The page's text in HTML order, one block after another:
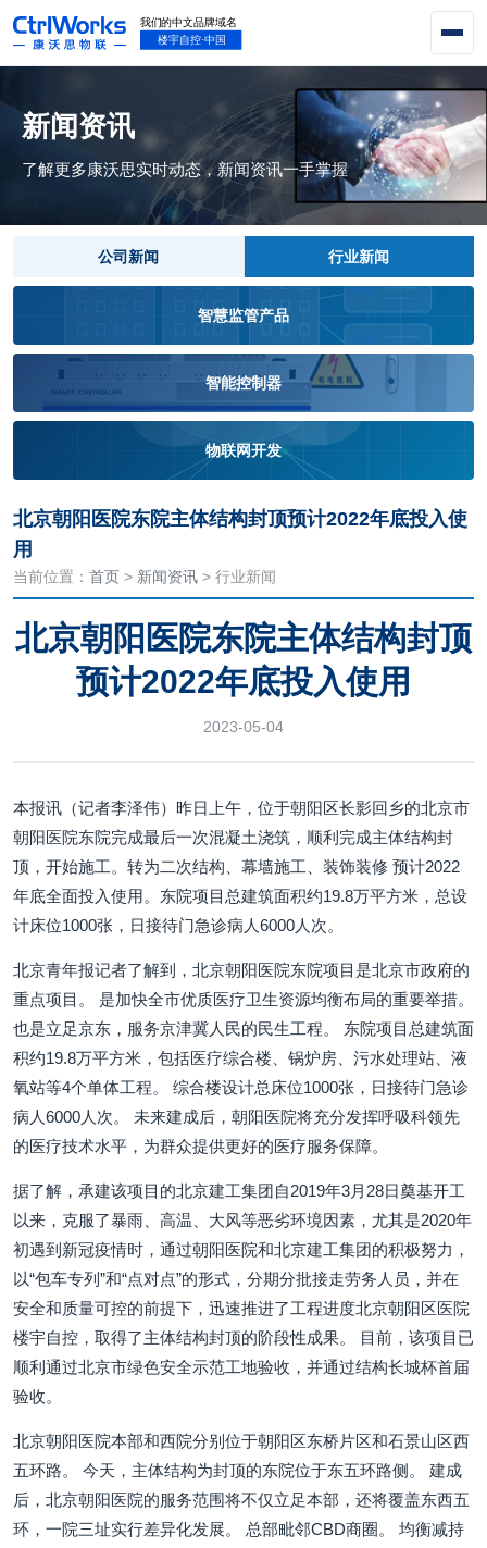
新闻资讯
了解更多康沃思实时动态，新闻资讯一手掌握
公司新闻 行业新闻
智慧监管产品
智能控制器
物联网开发
北京朝阳医院东院主体结构封顶预计2022年底投入使
用
当前位置： 首页 > 新闻资讯 > 行业新闻
北京朝阳医院东院主体结构封顶
预计2022年底投入使用
2023-05-04
本报讯（记者李泽伟）昨日上午，位于朝阳区长影回乡的北京市
朝阳医院东院完成最后一次混凝土浇筑，顺利完成主体结构封
顶，开始施工。转为二次结构、幕墙施工、装饰装修 预计2022
年底全面投入使用。东院项目总建筑面积约19.8万平方米，总设
计床位1000张，日接待门急诊病人6000人次。
北京青年报记者了解到，北京朝阳医院东院项目是北京市政府的
重点项目。 是加快全市优质医疗卫生资源均衡布局的重要举措。
也是立足京东，服务京津冀人民的民生工程。 东院项目总建筑面
积约19.8万平方米，包括医疗综合楼、锅炉房、污水处理站、液
氧站等4个单体工程。 综合楼设计总床位1000张，日接待门急诊
病人6000人次。 未来建成后，朝阳医院将充分发挥呼吸科领先
的医疗技术水平，为群众提供更好的医疗服务保障。
据了解，承建该项目的北京建工集团自2019年3月28日奠基开工
以来，克服了暴雨、高温、大风等恶劣环境因素，尤其是2020年
初遇到新冠疫情时，通过朝阳医院和北京建工集团的积极努力，
以“包车专列”和“点对点”的形式，分期分批接走劳务人员，并在
安全和质量可控的前提下，迅速推进了工程进度北京朝阳区医院
楼宇自控，取得了主体结构封顶的阶段性成果。 目前，该项目已
顺利通过北京市绿色安全示范工地验收，并通过结构长城杯首届
验收。
北京朝阳医院本部和西院分别位于朝阳区东桥片区和石景山区西
五环路。 今天，主体结构为封顶的东院位于东五环路侧。 建成
后，北京朝阳医院的服务范围将不仅立足本部，还将覆盖东西五
环，一院三址实行差异化发展。 总部毗邻CBD商圈。 均衡减持